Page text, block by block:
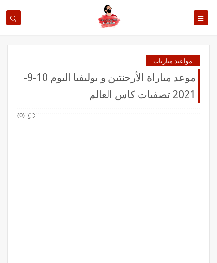
مواعيد مباريات
موعد مباراة الأرجنتين و بوليفيا اليوم 10-9-
2021 تصفيات كاس العالم
(0)